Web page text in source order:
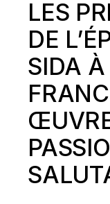
LES
DE
SIDA